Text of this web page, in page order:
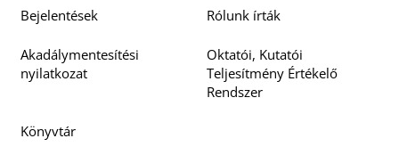
Bejelentések Rólunk írták
Akadálymentesítési
nyilatkozat
Oktatói, Kutatói
Teljesítmény Értékelő
Rendszer
Könyvtár